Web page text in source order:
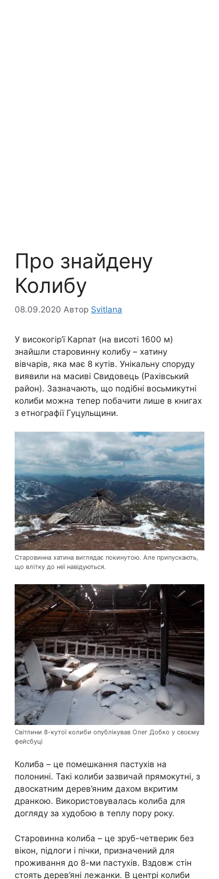
Про знайдену
Колибу
08.09.2020 Автор Svitlana
У високогір’ї Карпат (на висоті 1600 м)
знайшли старовинну колибу – хатину
вівчарів, яка має 8 кутів. Унікальну споруду
виявили на масиві Свидовець (Рахівський
район). Зазначають, що подібні восьмикутні
колиби можна тепер побачити лише в книгах
з етнографії Гуцульщини.
Старовинна хатина виглядає покинутою. Але припускають,
що влітку до неї навідуються.
Світлини 8-кутої колиби опублікував Олег Добко у своєму
фейсбуці
Колиба – це помешкання пастухів на
полонині. Такі колиби зазвичай прямокутні, з
двоскатним дерев’яним дахом вкритим
дранкою. Використовувалась колиба для
догляду за худобою в теплу пору року.
Старовинна колиба – це зруб-четверик без
вікон, підлоги і пічки, призначений для
проживання до 8-ми пастухів. Вздовж стін
стоять дерев’яні лежанки. В центрі колиби